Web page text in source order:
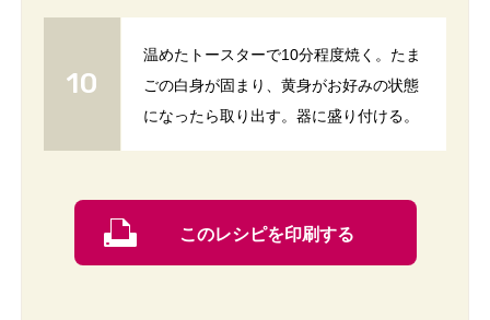
温めたトースターで10分程度焼く。たま
ごの白身が固まり、黄身がお好みの状態
になったら取り出す。器に盛り付ける。
このレシピを印刷する